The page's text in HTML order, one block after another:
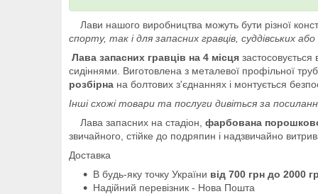
Лави нашого виробництва можуть бути різної
спорту, так і для запасних гравців, суддівських
Лава запасних гравців на 4 місця
сидіннями. Виготовлена з металевої профільної
розбірна на болтових з'єднаннях і монтується
Інші схожі товари та послуги дивіться за
Лава запасних на стадіон, фарбована
звичайного, стійке до подряпин і надзвичайно
Доставка
В будь-яку точку України від 700 грн до 2000
Надійний перевізник - Нова Пошта